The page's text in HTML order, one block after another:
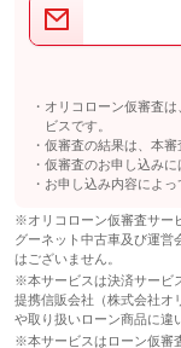
オリコローン仮審査
ビスです。
仮審査の結果は、本審
仮審査のお申し込みに
お申し込み内容によっ
※オリコローン仮審査サー
グーネット中古車及び運営
はございません。
※本サービスは決済サービ
提携信販会社（株式会社オ
や取り扱いローン商品に違
※本サービスはローン仮審